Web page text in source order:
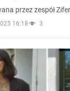
przez zespół
16:18 3